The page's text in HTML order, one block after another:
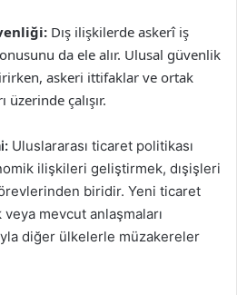
Dış ilişkilerde askerî iş
da ele alır. Ulusal güvenlik
askeri ittifaklar ve ortak
çalışır.
Uluslararası ticaret politikası
ilişkileri geliştirmek, dışişleri
biridir. Yeni ticaret
veya mevcut anlaşmaları
diğer ülkelerle müzakereler